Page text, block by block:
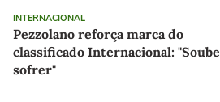
INTERNACIONAL
Pezzolano reforça marca do
classificado Internacional: "Soube
sofrer"